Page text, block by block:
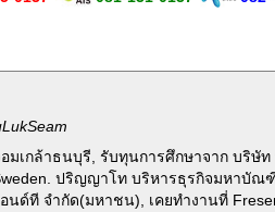
เกล้าธนบุรี, รับทุนการศึกษาจาก บริษั
ปริญญาโท บริหารธุรกิจมหาบั
ที จำกัด(มหาชน), เคยทำงานที่